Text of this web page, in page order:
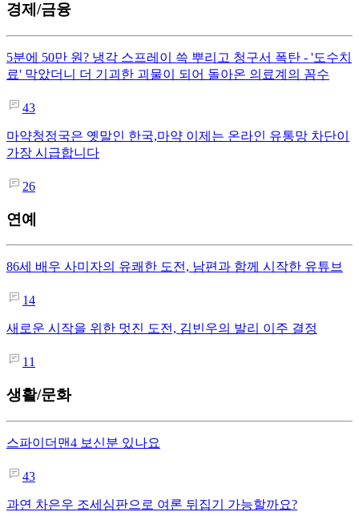
경제/금융
5분에 50만 원? 냉각 스프레이 쓱 뿌리고 청구서 폭탄 - '도수치
료' 막았더니 더 기괴한 괴물이 되어 돌아온 의료계의 꼼수
43
마약청정국은 옛말인 한국,마약 이제는 온라인 유통망 차단이
가장 시급합니다
26
연예
86세 배우 사미자의 유쾌한 도전, 남편과 함께 시작한 유튜브
14
새로운 시작을 위한 멋진 도전, 김빈우의 발리 이주 결정
11
생활/문화
스파이더맨4 보신분 있나요
43
과연 차은우 조세심판으로 여론 뒤집기 가능할까요?